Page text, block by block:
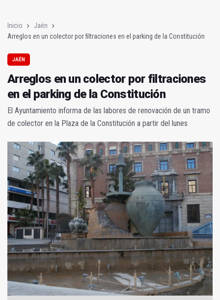
Inicio
Jaén
Arreglos en un colector por filtraciones en el parking de la Constitución
JAÉN
Arreglos en un colector por filtraciones
en el parking de la Constitución
El Ayuntamiento informa de las labores de renovación de un tramo
de colector en la Plaza de la Constitución a partir del lunes